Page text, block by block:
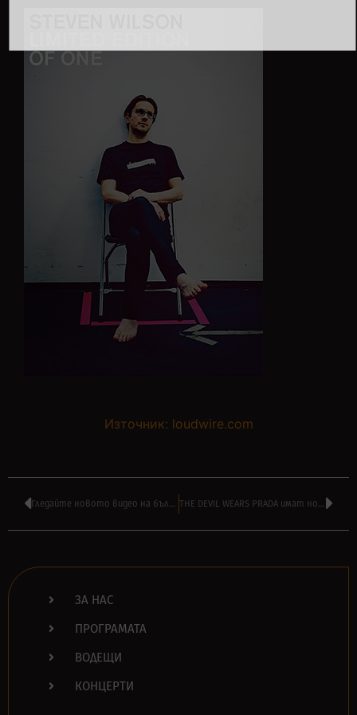
Източник: loudwire.com
Гледайте новото видео на българите COOL DEN – ‘Знам’ THE DEVIL WEARS PRADA имат ново видео – ‘Watchtower’
ЗА НАС
ПРОГРАМАТА
ВОДЕЩИ
КОНЦЕРТИ